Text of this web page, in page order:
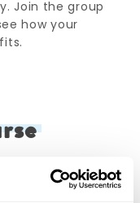
Join the group
how your